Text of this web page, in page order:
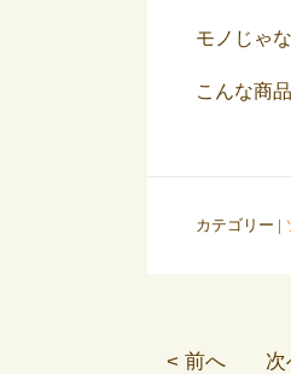
モノじゃ
こんな商
カテゴリー |
< 前へ 次